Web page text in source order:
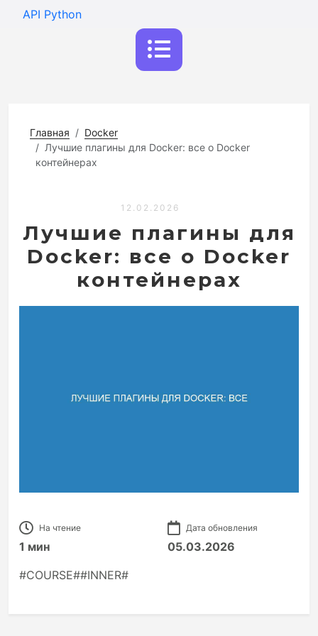
API Python
Главная
Docker
Лучшие плагины для Docker: все о Docker
контейнерах
12.02.2026
Лучшие плагины для
Docker: все о Docker
контейнерах
На чтение
1 мин
Дата обновления
05.03.2026
#COURSE##INNER#